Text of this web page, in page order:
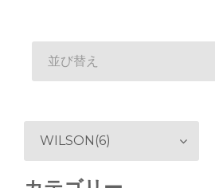
並び替え
WILSON(6)